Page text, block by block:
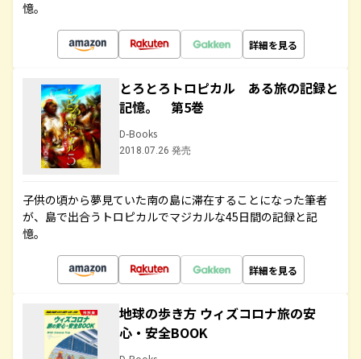
憶。
詳細を見る
とろとろトロピカル ある旅の記録と
記憶。 第5巻
D-Books
2018.07.26 発売
子供の頃から夢見ていた南の島に滞在することになった筆者
が、島で出合うトロピカルでマジカルな45日間の記録と記
憶。
詳細を見る
地球の歩き方 ウィズコロナ旅の安
心・安全BOOK